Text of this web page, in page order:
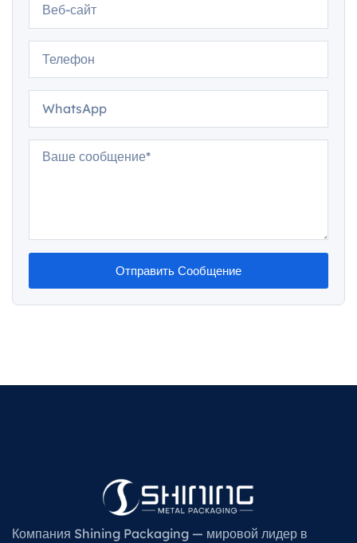
Отправить Сообщение
Компания Shining Packaging — мировой лидер в